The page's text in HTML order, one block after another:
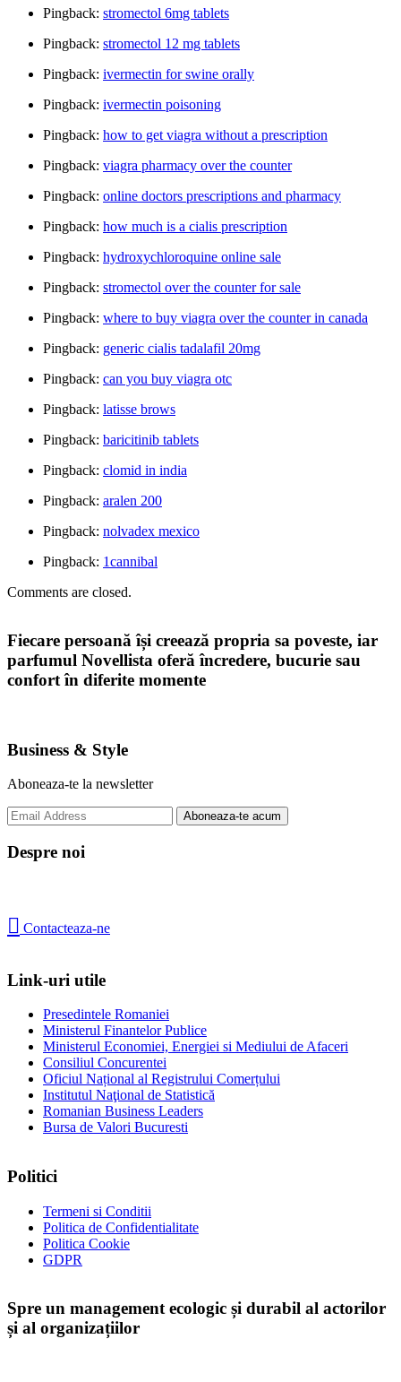
Pingback: stromectol 6mg tablets
Pingback: stromectol 12 mg tablets
Pingback: ivermectin for swine orally
Pingback: ivermectin poisoning
Pingback: how to get viagra without a prescription
Pingback: viagra pharmacy over the counter
Pingback: online doctors prescriptions and pharmacy
Pingback: how much is a cialis prescription
Pingback: hydroxychloroquine online sale
Pingback: stromectol over the counter for sale
Pingback: where to buy viagra over the counter in canada
Pingback: generic cialis tadalafil 20mg
Pingback: can you buy viagra otc
Pingback: latisse brows
Pingback: baricitinib tablets
Pingback: clomid in india
Pingback: aralen 200
Pingback: nolvadex mexico
Pingback: 1cannibal
Comments are closed.
Fiecare persoană își creează propria sa poveste, iar
parfumul Novellista oferă încredere, bucurie sau
confort în diferite momente
Business & Style
Aboneaza-te la newsletter
Despre noi
 Contacteaza-ne
Link-uri utile
Presedintele Romaniei
Ministerul Finantelor Publice
Ministerul Economiei, Energiei si Mediului de Afaceri
Consiliul Concurentei
Oficiul Național al Registrului Comerțului
Institutul Naţional de Statistică
Romanian Business Leaders
Bursa de Valori Bucuresti
Politici
Termeni si Conditii
Politica de Confidentialitate
Politica Cookie
GDPR
Spre un management ecologic și durabil al actorilor
și al organizațiilor